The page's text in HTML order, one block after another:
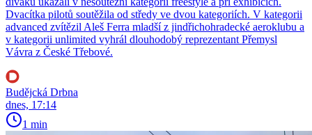
Dvacítka pilotů soutěžila od středy ve dvou kategoriích. V kategorii
advanced zvítězil Aleš Ferra mladší z jindřichohradecké aeroklubu a
v kategorii unlimited vyhrál dlouhodobý reprezentant Přemysl
Vávra z České Třebové.
Budějcká Drbna
dnes, 17:14
1 min